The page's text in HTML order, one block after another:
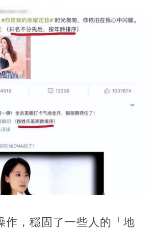
作，穩固了一些人的「地